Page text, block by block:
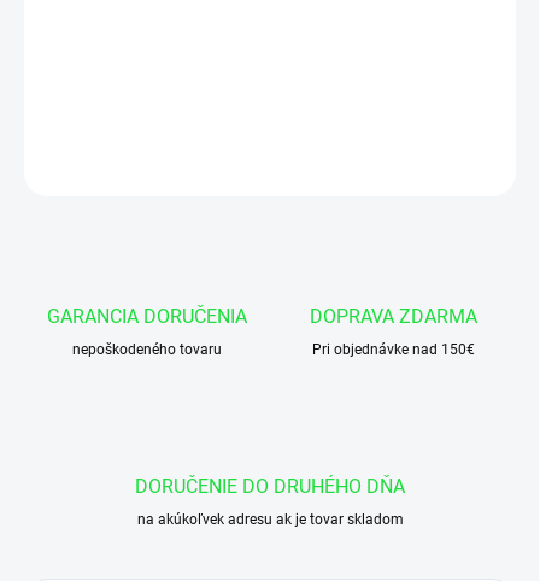
GARANCIA DORUČENIA
nepoškodeného tovaru
DOPRAVA ZDARMA
Pri objednávke nad 150€
DORUČENIE DO DRUHÉHO DŇA
na akúkoľvek adresu ak je tovar skladom